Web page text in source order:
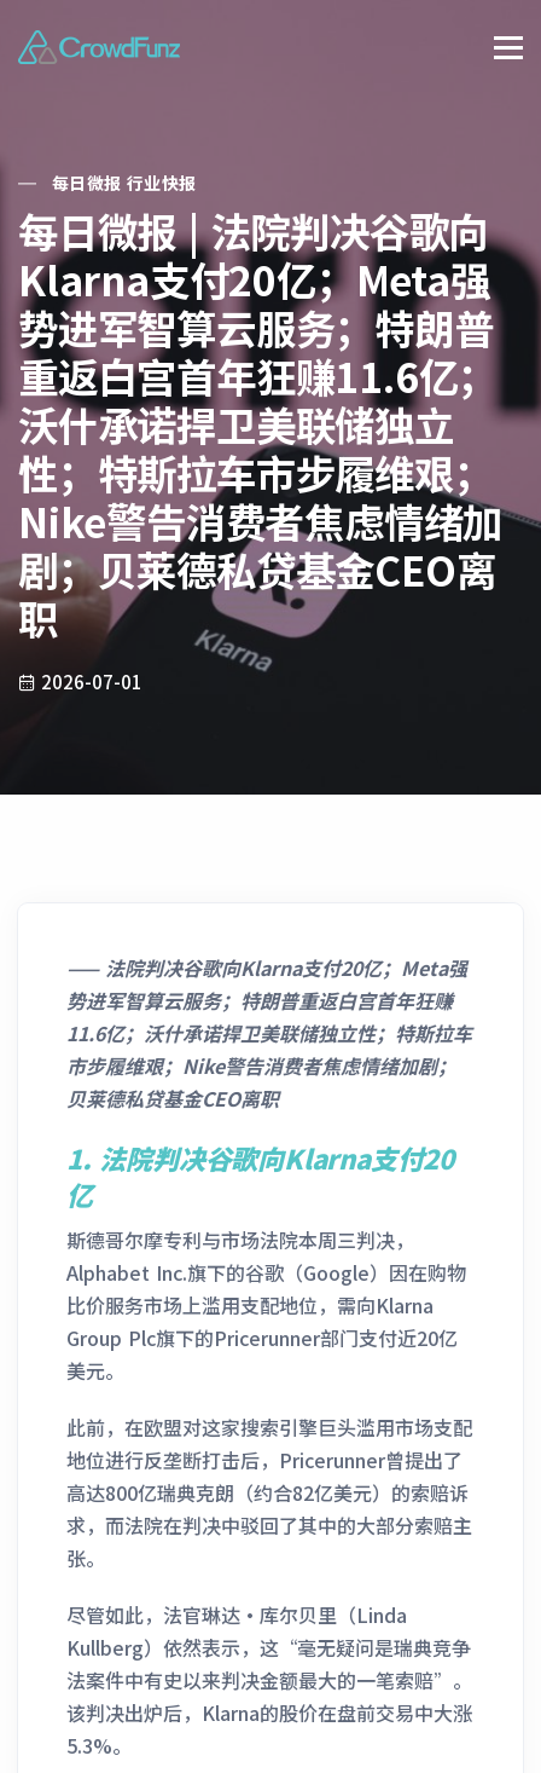
每日微报 行业快报
每日微报 | 法院判决谷歌向
Klarna支付20亿；Meta强
势进军智算云服务；特朗普
重返白宫首年狂赚11.6亿；
沃什承诺捍卫美联储独立
性；特斯拉车市步履维艰；
Nike警告消费者焦虑情绪加
剧；贝莱德私贷基金CEO离
职
2026-07-01
——法院判决谷歌向Klarna支付20亿；Meta强
势进军智算云服务；特朗普重返白宫首年狂赚
11.6亿；沃什承诺捍卫美联储独立性；特斯拉车
市步履维艰；Nike警告消费者焦虑情绪加剧；
贝莱德私贷基金CEO离职
1. 法院判决谷歌向Klarna支付20
亿
斯德哥尔摩专利与市场法院本周三判决，
Alphabet Inc.旗下的谷歌（Google）因在购物
比价服务市场上滥用支配地位，需向Klarna
Group Plc旗下的Pricerunner部门支付近20亿
美元。
此前，在欧盟对这家搜索引擎巨头滥用市场支配
地位进行反垄断打击后，Pricerunner曾提出了
高达800亿瑞典克朗（约合82亿美元）的索赔诉
求，而法院在判决中驳回了其中的大部分索赔主
张。
尽管如此，法官琳达·库尔贝里（Linda
Kullberg）依然表示，这“毫无疑问是瑞典竞争
法案件中有史以来判决金额最大的一笔索赔”。
该判决出炉后，Klarna的股价在盘前交易中大涨
5.3%。